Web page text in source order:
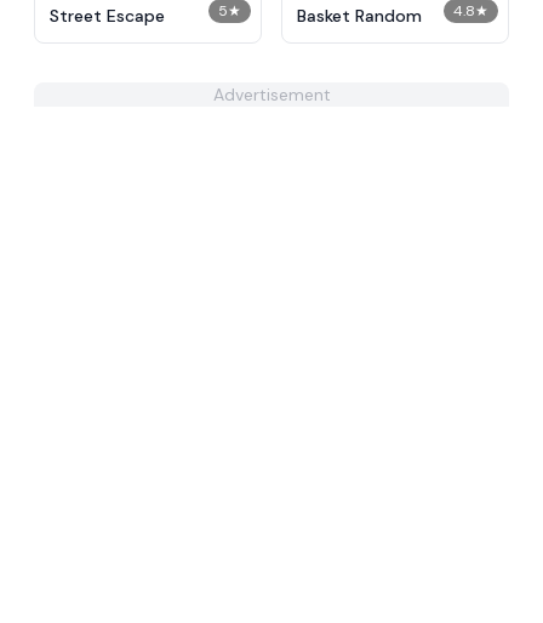
5★
Street Escape 4.8★
Basket Random
Advertisement